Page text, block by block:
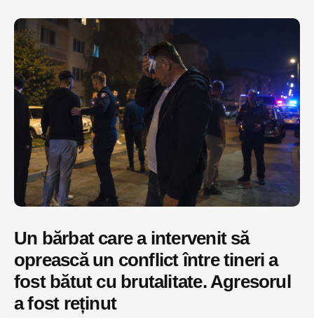
Un bărbat care a intervenit să
oprească un conflict între tineri a
fost bătut cu brutalitate. Agresorul
a fost reținut